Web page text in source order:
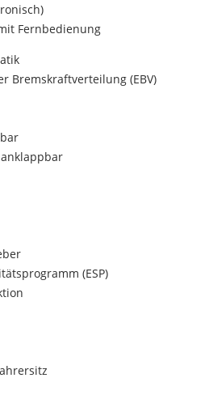
Fernbedienung
Bremskraftverteilung (EBV)
(ESP)